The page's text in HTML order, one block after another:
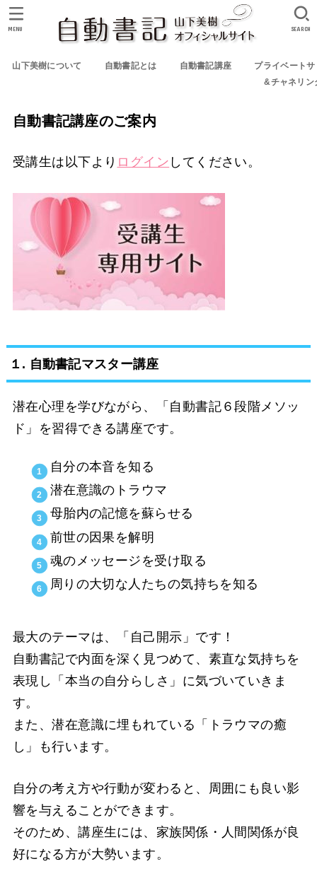
山下美樹について 自動書記とは 自動書記講座
プライベート
&チャネリン
SEARCH
MENU
自動書記講座のご案内
受講生は以下より ログイン してください。
１. 自動書記マスター講座
潜在心理を学びながら、「自動書記６段階メソッ
ド」を習得できる講座です。
自分の本音を知る
潜在意識のトラウマ
母胎内の記憶を蘇らせる
前世の因果を解明
魂のメッセージを受け取る
周りの大切な人たちの気持ちを知る
最大のテーマは、「自己開示」です！
自動書記で内面を深く見つめて、素直な気持ちを
表現し「本当の自分らしさ」に気づいていきま
す。
また、潜在意識に埋もれている「トラウマの癒
し」も行います。
自分の考え方や行動が変わると、周囲にも良い影
響を与えることができます。
そのため、講座生には、家族関係・人間関係が良
好になる方が大勢います。